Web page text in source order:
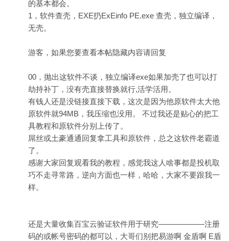
的基本都会。
1，软件查壳，EXE扔ExEinfo PE.exe 查壳，独立编译，
无壳。
游客，如果您要查看本帖隐藏内容请回复
00，抛出这软件不谈，独立编译exe如果加壳了也可以打
劫持补丁，没有壳直接替换就行,活学活用。
有钱人还是没链接直接下载，这次是因为他原软件太大他
原软件就94MB，我压缩也没用。 不过我还是贴心的把工
具教程和原软件分别上传了。
屌丝或土豪通通回复拿工具和原软件，总之这软件老霸道
了。
感谢大家回复观看我的教程，感觉我这人啥事都是投机取
巧不走寻常路，逆向方面也一样，哈哈，大家不要跟我一
样。
还是大量收集百宝云验证软件用于研究——————注册
码的或帐号密码的都可以，大哥们别把易游啊 金盾啊 E盾